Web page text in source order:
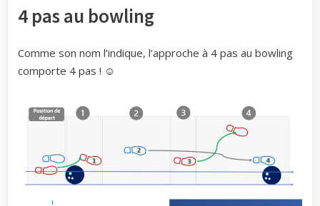
4 pas au bowling
Comme son nom l’indique, l’approche à 4 pas au bowling
comporte 4 pas ! ☺